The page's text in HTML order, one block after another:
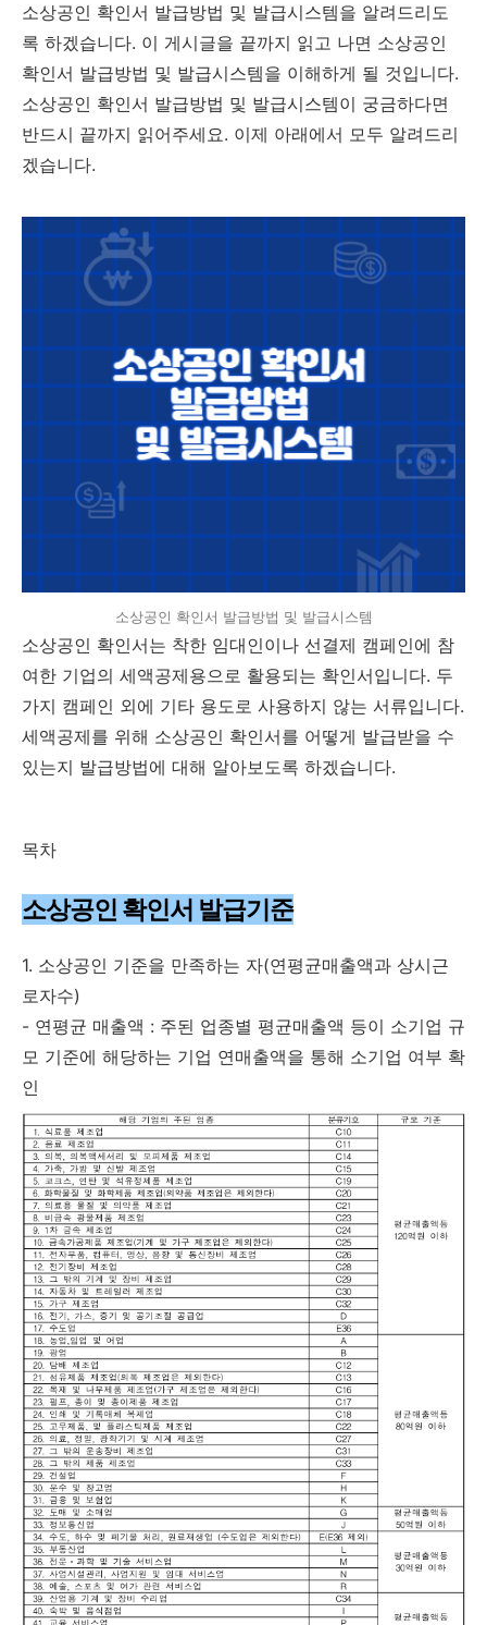
소상공인 확인서 발급방법 및 발급시스템을 알려드리도
록 하겠습니다. 이 게시글을 끝까지 읽고 나면 소상공인
확인서 발급방법 및 발급시스템을 이해하게 될 것입니다.
소상공인 확인서 발급방법 및 발급시스템이 궁금하다면
반드시 끝까지 읽어주세요. 이제 아래에서 모두 알려드리
겠습니다.
소상공인 확인서 발급방법 및 발급시스템
소상공인 확인서는 착한 임대인이나 선결제 캠페인에 참
여한 기업의 세액공제용으로 활용되는 확인서입니다. 두
가지 캠페인 외에 기타 용도로 사용하지 않는 서류입니다.
세액공제를 위해 소상공인 확인서를 어떻게 발급받을 수
있는지 발급방법에 대해 알아보도록 하겠습니다.
목차
소상공인 확인서 발급기준
1. 소상공인 기준을 만족하는 자(연평균매출액과 상시근
로자수)
- 연평균 매출액 : 주된 업종별 평균매출액 등이 소기업 규
모 기준에 해당하는 기업 연매출액을 통해 소기업 여부 확
인